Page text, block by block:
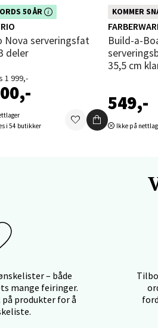
50 ÅR
er inkludert i vår
Benytt deg av rabatten i
deler
1 999,-
i 54 butikker
KOMMER
Build-a-Board
35,5 cm
549,-
Ikke på
– både
mange feiringer.
produkter for å
Aunasenteret,
Åpent i dag 10-19
0 i butikk
Thon Senter Orkanger,
Åpent i dag 09-20
Sandvika - Thon
Bergen - Thon